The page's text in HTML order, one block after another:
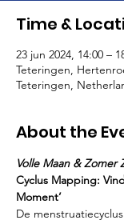
Time &
23 jun 2024, 14:00 –
Teteringen,
Teteringen,
About the
Volle Maan & Zomer
Cyclus Mapping:
Moment’
De